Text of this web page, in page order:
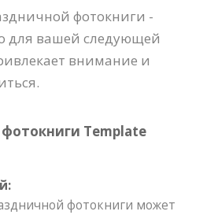
фотокниги -
для вашей следующей
внимание и
Template
фотокниги может